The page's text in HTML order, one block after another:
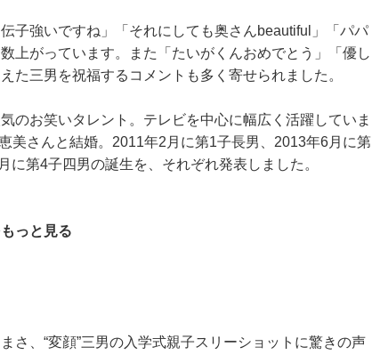
子強いですね」「それにしても奥さんbeautiful」「パパ
上がっています。また「たいがくんおめでとう」「優し
た三男を祝福するコメントも多く寄せられました。
のお笑いタレント。テレビを中心に幅広く活躍していま
美さんと結婚。2011年2月に第1子長男、2013年6月に第
第4子四男の誕生を、それぞれ発表しました。
っと見る
さ、“変顔”三男の入学式親子スリーショットに驚きの声